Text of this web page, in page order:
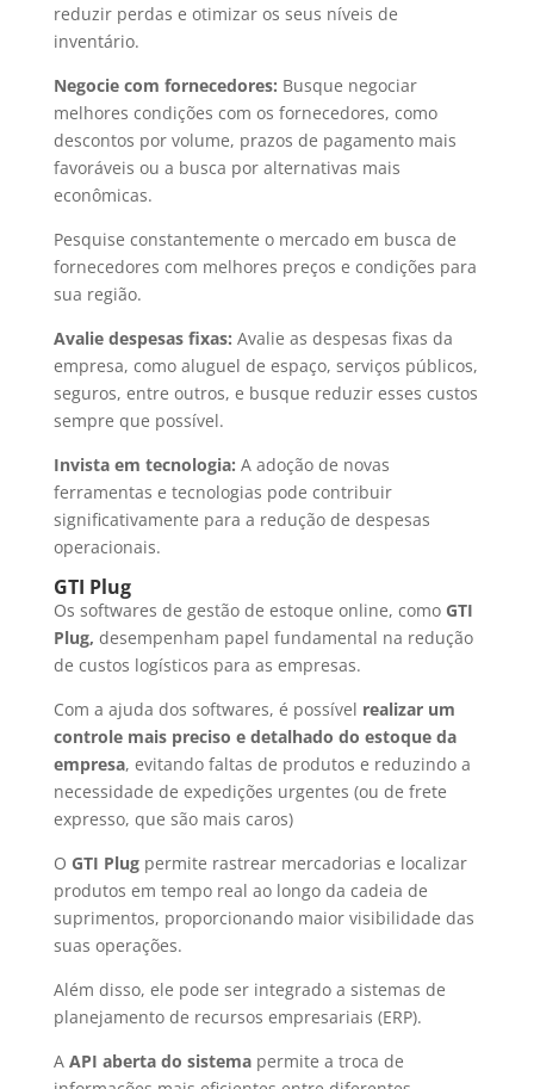
reduzir perdas e otimizar os seus níveis de
inventário.
Negocie com fornecedores: Busque negociar
melhores condições com os fornecedores, como
descontos por volume, prazos de pagamento mais
favoráveis ou a busca por alternativas mais
econômicas.
Pesquise constantemente o mercado em busca de
fornecedores com melhores preços e condições para
sua região.
Avalie despesas fixas: Avalie as despesas fixas da
empresa, como aluguel de espaço, serviços públicos,
seguros, entre outros, e busque reduzir esses custos
sempre que possível.
Invista em tecnologia: A adoção de novas
ferramentas e tecnologias pode contribuir
significativamente para a redução de despesas
operacionais.
GTI Plug
Os softwares de gestão de estoque online, como GTI
Plug, desempenham papel fundamental na redução
de custos logísticos para as empresas.
Com a ajuda dos softwares, é possível realizar um
controle mais preciso e detalhado do estoque da
empresa, evitando faltas de produtos e reduzindo a
necessidade de expedições urgentes (ou de frete
expresso, que são mais caros)
O GTI Plugpermite rastrear mercadorias e localizar
produtos em tempo real ao longo da cadeia de
suprimentos, proporcionando maior visibilidade das
suas operações.
Além disso, ele pode ser integrado a sistemas de
planejamento de recursos empresariais (ERP).
A API aberta do sistemapermite a troca de